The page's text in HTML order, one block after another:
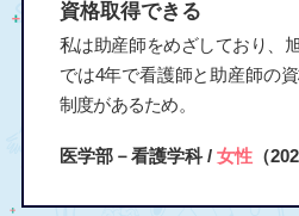
資格取得できる
私は助産師をめざしており、
では4年で看護師と助産師の
制度があるため。
医学部－看護学科 / 女性（